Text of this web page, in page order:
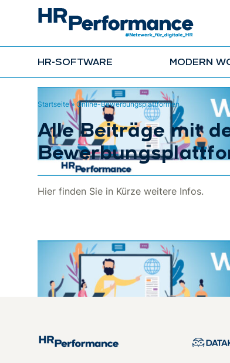
HR-SOFTWARE MODERN
Startseite»Online-Bewerbungsplattformen
Alle Beiträge mit
Hier finden Sie in Kürze weitere Infos.